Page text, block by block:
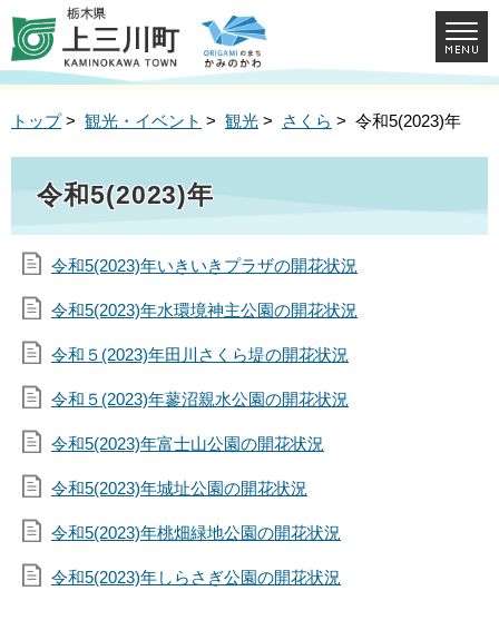
トップ> 観光・イベント > 観光 > さくら > 令和5(2023)年
令和5(2023)年
令和5(2023)年いきいきプラザの開花状況
令和5(2023)年水環境神主公園の開花状況
令和５(2023)年田川さくら堤の開花状況
令和５(2023)年蓼沼親水公園の開花状況
令和5(2023)年富士山公園の開花状況
令和5(2023)年城址公園の開花状況
令和5(2023)年桃畑緑地公園の開花状況
令和5(2023)年しらさぎ公園の開花状況